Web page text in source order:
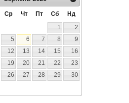
Ср Чт Пт Сб
Нд
1
2
5 6 7 8
9
12 13 14 15
16
19 20 21 22
23
26 27 28 29
30